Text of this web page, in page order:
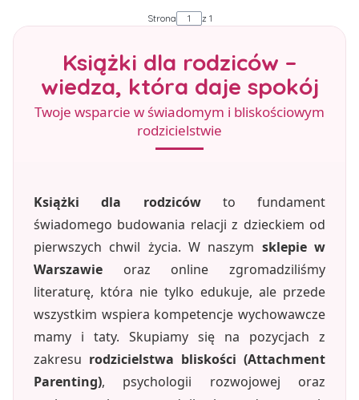
Strona z 1
Książki dla rodziców –
wiedza, która daje spokój
Twoje wsparcie w świadomym i bliskościowym
rodzicielstwie
Książki dla rodzicówto fundament
świadomego budowania relacji z dzieckiem od
pierwszych chwil życia. W naszym sklepie w
Warszawie oraz online zgromadziliśmy
literaturę, która nie tylko edukuje, ale przede
wszystkim wspiera kompetencje wychowawcze
mamy i taty. Skupiamy się na pozycjach z
zakresu rodzicielstwa bliskości (Attachment
Parenting), psychologii rozwojowej oraz